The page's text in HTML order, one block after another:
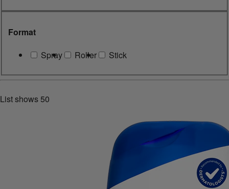
Format
Spray
Roller Stick
List shows50